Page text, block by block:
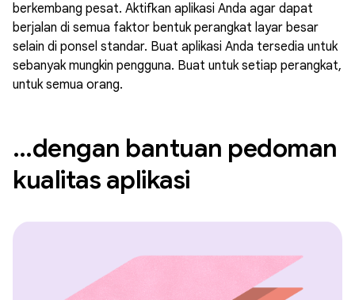
berkembang pesat. Aktifkan aplikasi Anda agar dapat
berjalan di semua faktor bentuk perangkat layar besar
selain di ponsel standar. Buat aplikasi Anda tersedia untuk
sebanyak mungkin pengguna. Buat untuk setiap perangkat,
untuk semua orang.
…dengan bantuan pedoman
kualitas aplikasi